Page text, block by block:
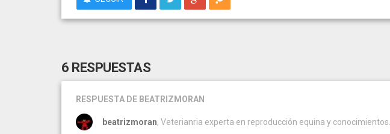
6 RESPUESTAS
RESPUESTA DE BEATRIZMORAN
beatrizmoran, Veterianria experta en reproducción equina y conocimientos...